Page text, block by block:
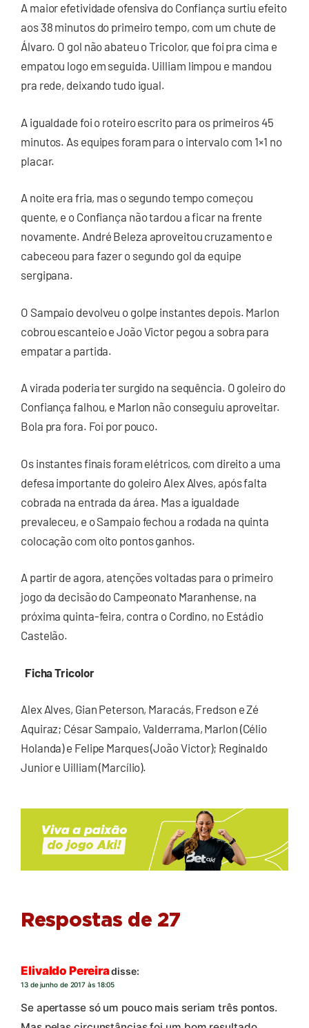
A maior efetividade ofensiva do Confiança surtiu efeito
aos 38 minutos do primeiro tempo, com um chute de
Álvaro. O gol não abateu o Tricolor, que foi pra cima e
empatou logo em seguida. Uilliam limpou e mandou
pra rede, deixando tudo igual.
A igualdade foi o roteiro escrito para os primeiros 45
minutos. As equipes foram para o intervalo com 1×1 no
placar.
A noite era fria, mas o segundo tempo começou
quente, e o Confiança não tardou a ficar na frente
novamente. André Beleza aproveitou cruzamento e
cabeceou para fazer o segundo gol da equipe
sergipana.
O Sampaio devolveu o golpe instantes depois. Marlon
cobrou escanteio e João Victor pegou a sobra para
empatar a partida.
A virada poderia ter surgido na sequência. O goleiro do
Confiança falhou, e Marlon não conseguiu aproveitar.
Bola pra fora. Foi por pouco.
Os instantes finais foram elétricos, com direito a uma
defesa importante do goleiro Alex Alves, após falta
cobrada na entrada da área. Mas a igualdade
prevaleceu, e o Sampaio fechou a rodada na quinta
colocação com oito pontos ganhos.
A partir de agora, atenções voltadas para o primeiro
jogo da decisão do Campeonato Maranhense, na
próxima quinta-feira, contra o Cordino, no Estádio
Castelão.
Ficha Tricolor
Alex Alves, Gian Peterson, Maracás, Fredson e Zé
Aquiraz; César Sampaio, Valderrama, Marlon (Célio
Holanda) e Felipe Marques (João Victor); Reginaldo
Junior e Uilliam (Marcílio).
Respostas de 27
Elivaldo Pereiradisse:
13 de junho de 2017 às 18:05
Se apertasse só um pouco mais seriam três pontos.